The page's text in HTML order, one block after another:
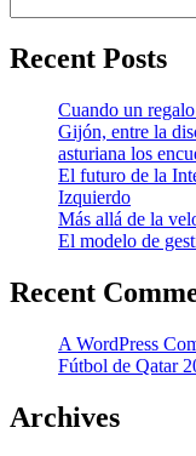
Recent Posts
Cuando un
Gijón, entre la
asturiana los
El futuro de la
Izquierdo
Más allá de la
El modelo de
Recent
A WordPress
Fútbol de Qatar
Archives